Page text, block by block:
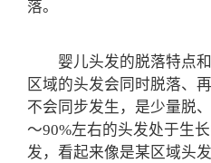
落。
婴儿头发的脱落特点和
区域的头发会同时脱落、
不会同步发生，是少量脱
～90%左右的头发处于生
发，看起来像是某区域头